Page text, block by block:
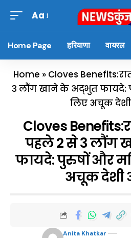
Aa
Home Page हरियाणा वायरल
Home » Cloves
3 लौंग खाने के अद्भुत
लिए अचूक
Cloves
पहले 2 से 3 लौंग
फायदे: पुरुषों और
अचूक देशी
Anita Khatkar